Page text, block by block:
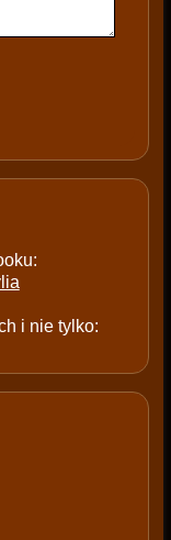
i nie tylko: